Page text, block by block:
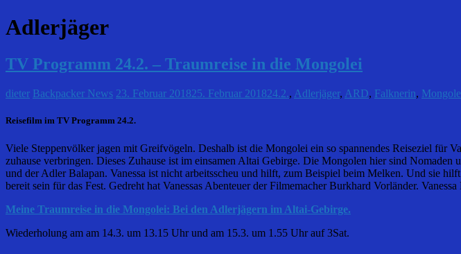
Adlerjäger
TV Programm 24.2. – Traumreise in die Mongolei
dieter Backpacker News 23. Februar 201825. Februar 201824.2., Adlerjäger, ARD, Falknerin,
Reisefilm im TV Programm 24.2.
Viele Steppenvölker jagen mit Greifvögeln. Deshalb ist die Mongolei ein so spannendes Reiseziel für
zuhause verbringen. Dieses Zuhause ist im einsamen Altai Gebirge. Die Mongolen hier sind
und der Adler Balapan. Vanessa ist nicht arbeitsscheu und hilft, zum Beispiel beim Melken. Und sie
bereit sein für das Fest. Gedreht hat Vanessas Abenteuer der Filmemacher Burkhard Vorländer.
Meine Traumreise in die Mongolei: Bei den Adlerjägern im Altai-Gebirge.
Wiederholung am am 14.3. um 13.15 Uhr und am 15.3. um 1.55 Uhr auf 3Sat.